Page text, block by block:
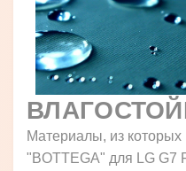
Материалы, из которых
"BOTTEGA" для LG G7